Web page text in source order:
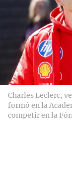
Charles Leclerc,
formó en la
competir en la